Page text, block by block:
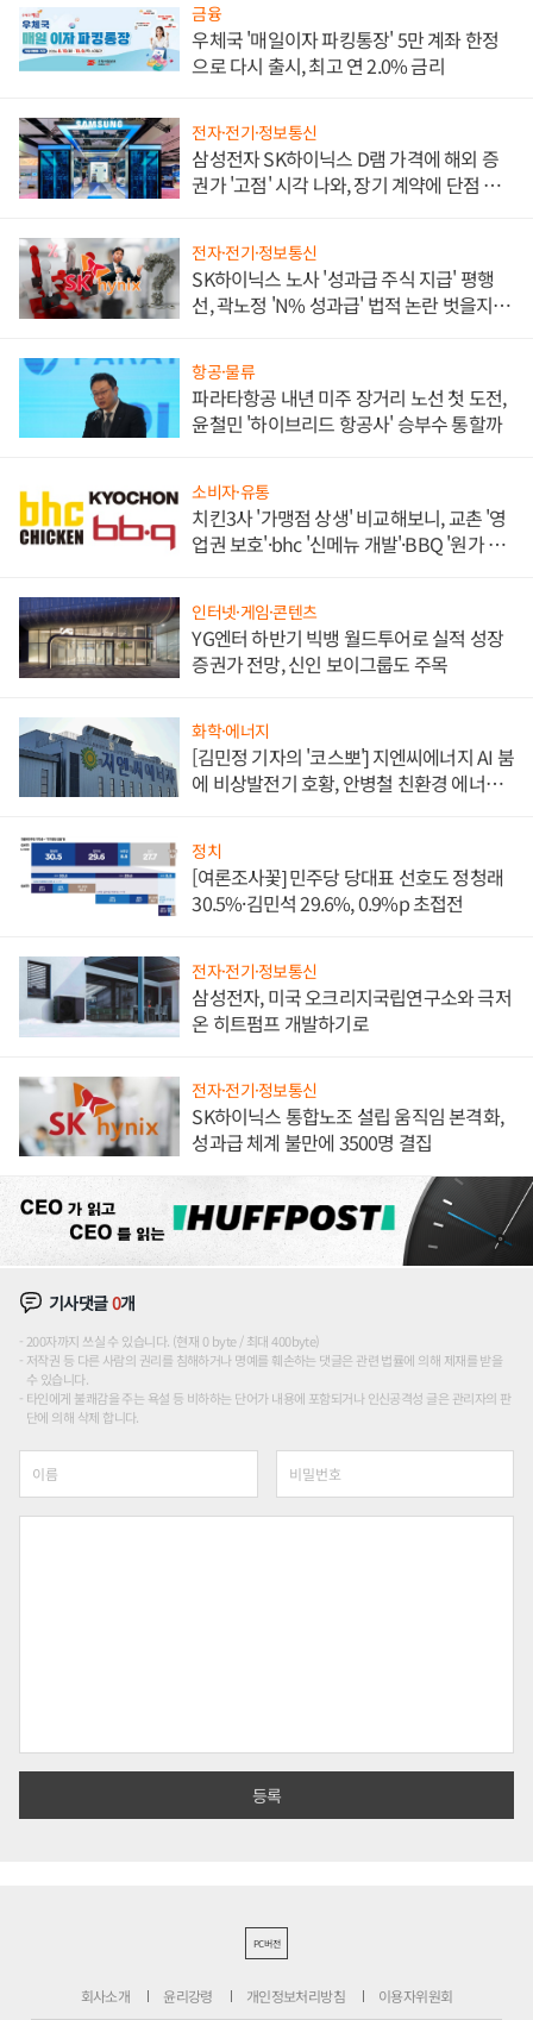
금융
우체국 '매일이자 파킹통장' 5만 계좌 한정
으로 다시 출시, 최고 연 2.0% 금리
전자·전기·정보통신
삼성전자 SK하이닉스 D램 가격에 해외 증
권가 '고점' 시각 나와, 장기 계약에 단점 부
전자·전기·정보통신
SK하이닉스 노사 '성과급 주식 지급' 평행
선, 곽노정 'N% 성과급' 법적 논란 벗을지 주
항공·물류
파라타항공 내년 미주 장거리 노선 첫 도전,
윤철민 '하이브리드 항공사' 승부수 통할까
소비자·유통
치킨3사 '가맹점 상생' 비교해보니, 교촌 '영
업권 보호'·bhc '신메뉴 개발'·BBQ '원가 부
인터넷·게임·콘텐츠
YG엔터 하반기 빅뱅 월드투어로 실적 성장
증권가 전망, 신인 보이그룹도 주목
화학·에너지
[김민정 기자의 '코스뽀'] 지엔씨에너지 AI 붐
에 비상발전기 호황, 안병철 친환경 에너지
정치
[여론조사꽃] 민주당 당대표 선호도 정청래
30.5%·김민석 29.6%, 0.9%p 초접전
전자·전기·정보통신
삼성전자, 미국 오크리지국립연구소와 극저
온 히트펌프 개발하기로
전자·전기·정보통신
SK하이닉스 통합노조 설립 움직임 본격화,
성과급 체계 불만에 3500명 결집
기사댓글0개
200자까지 쓰실 수 있습니다. (현재 0 byte / 최대 400byte)
저작권 등 다른 사람의 권리를 침해하거나 명예를 훼손하는 댓글은 관련 법률에 의해 제재를 받을
수 있습니다.
타인에게 불쾌감을 주는 욕설 등 비하하는 단어가 내용에 포함되거나 인신공격성 글은 관리자의 판
단에 의해 삭제 합니다.
PC버전
회사소개 윤리강령 개인정보처리방침 이용자위원회